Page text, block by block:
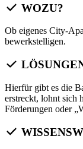
WOZU?
Ob eigenes City-
bewerkstelligen.
Hierfür gibt es die
erstreckt, lohnt sich
Förderungen oder